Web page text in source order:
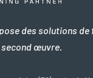
des solutions
œuvre.